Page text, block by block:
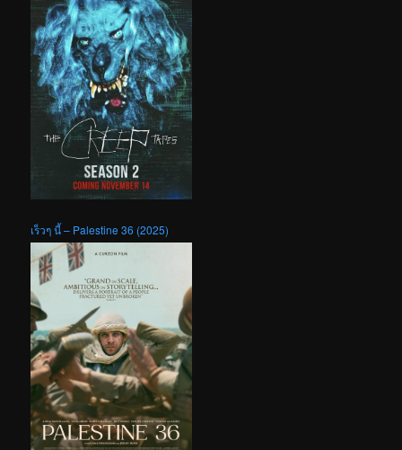
เร็วๆ นี้ – Palestine 36 (2025)